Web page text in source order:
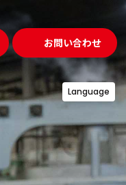
お問い合わせ
Language